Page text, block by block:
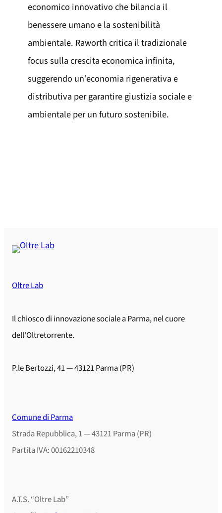
economico innovativo che bilancia il
benessere umano e la sostenibilità
ambientale. Raworth critica il tradizionale
focus sulla crescita economica infinita,
suggerendo un’economia rigenerativa e
distributiva per garantire giustizia sociale e
ambientale per un futuro sostenibile.
Oltre Lab
Il chiosco di innovazione sociale a Parma, nel cuore
dell'Oltretorrente.
P.le Bertozzi, 41 — 43121 Parma (PR)
Comune di Parma
Strada Repubblica, 1 — 43121 Parma (PR)
Partita IVA: 00162210348
A.T.S. “Oltre Lab”